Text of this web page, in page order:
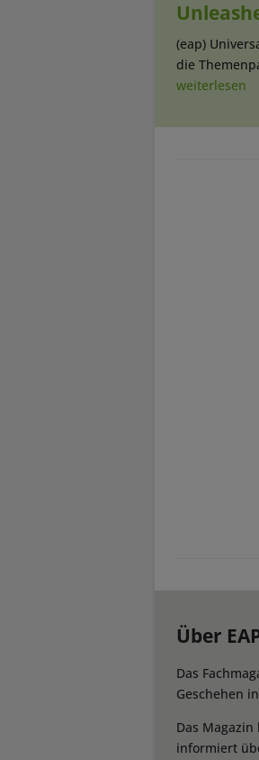
(eap)
die
weiterlesen
Über
Das
Geschehen
Das
informiert